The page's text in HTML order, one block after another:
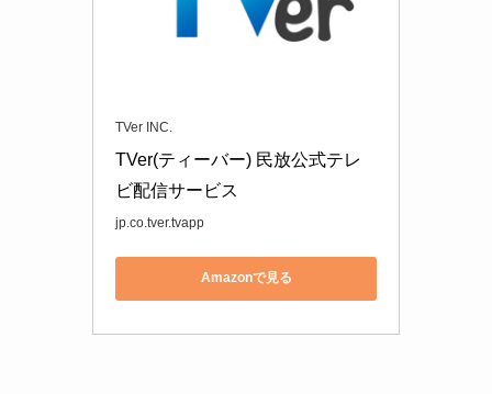
TVer INC.
TVer(ティーバー) 民放公式テレ
ビ配信サービス
jp.co.tver.tvapp
Amazonで見る